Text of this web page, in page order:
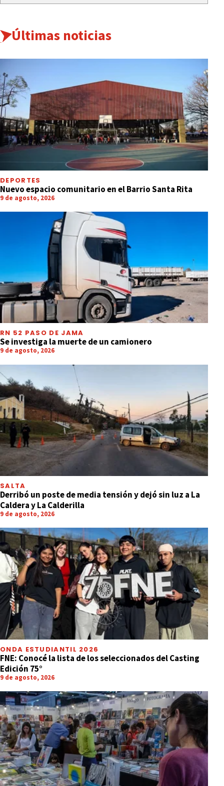
Últimas noticias
DEPORTES
Nuevo espacio comunitario en el Barrio Santa Rita
9 de agosto, 2026
RN 52 PASO DE JAMA
Se investiga la muerte de un camionero
9 de agosto, 2026
SALTA
Derribó un poste de media tensión y dejó sin luz a La
Caldera y La Calderilla
9 de agosto, 2026
ONDA ESTUDIANTIL 2026
FNE: Conocé la lista de los seleccionados del Casting
Edición 75°
9 de agosto, 2026